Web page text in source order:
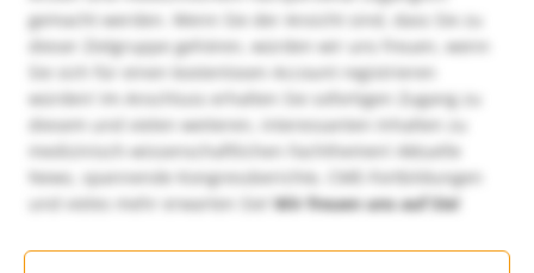
gemacht werden. Wenn Sie der Ansicht sind, dass Sie zu
dieser Zielgruppe gehören, würden wir uns freuen, wenn
Sie sich für einen kostenlosen Account registrieren
würden! Im Anschluss erhalten Sie sofortigen Zugang zu
diesem und vielen weiteren, interessanten Inhalten zu
medizinisch-wissenschaftlichen Fachthemen! Aktuelle
News, spannende Kongressberichte, CME-Fortbildungen
und vieles mehr erwarten Sie!Wir freuen uns auf Sie!